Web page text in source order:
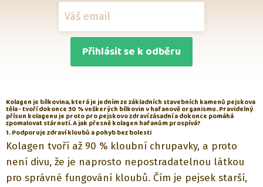
Přihlásit se k odběru
Kolagen je bílkovina, která je jedním ze základních stavebních kamenů pejskova
těla - tvoří dokonce 30 % veškerých bílkovin v hafanově organismu. Pravidelný
přísun kolagenu je proto pro pejskovo zdraví zásadní a dokonce pomáhá
zpomalovat stárnutí. A jak přesně kolagen hafanům prospívá?
1. Podporuje zdraví kloubů a pohyb bez bolesti
Kolagen tvoří až 90 % kloubní chrupavky, a proto
není divu, že je naprosto nepostradatelnou látkou
pro správné fungování kloubů. Čím je pejsek starší,